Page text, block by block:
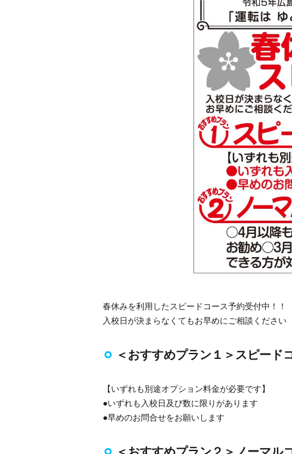
春休みを利用したスピードコース予約受付中！！
入校日が決まらなくてもお早めにご相談ください
＜おすすめプラン１＞スピード
【いずれも別途オプション料金が必要です】
●いずれも入校日及び数に限りがあります
●早めのお問合せをお願いします